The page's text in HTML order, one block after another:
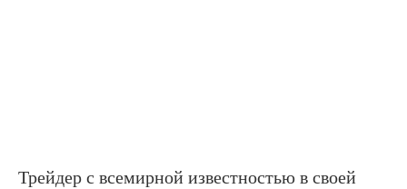
Трейдер с всемирной известностью в своей